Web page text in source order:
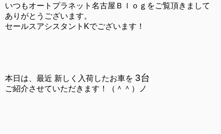
いつもオートプラネット名古屋Ｂｌｏｇをご覧頂きまして
ありがとうございます。
セールスアシスタントKでございます！
本日は、最近 新しく入荷したお車を 3台
ご紹介させていただきます！（＾＾）ノ